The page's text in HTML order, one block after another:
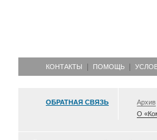
КОНТАКТЫ ПОМОЩЬ
ОБРАТНАЯ СВЯЗЬ Архив
О